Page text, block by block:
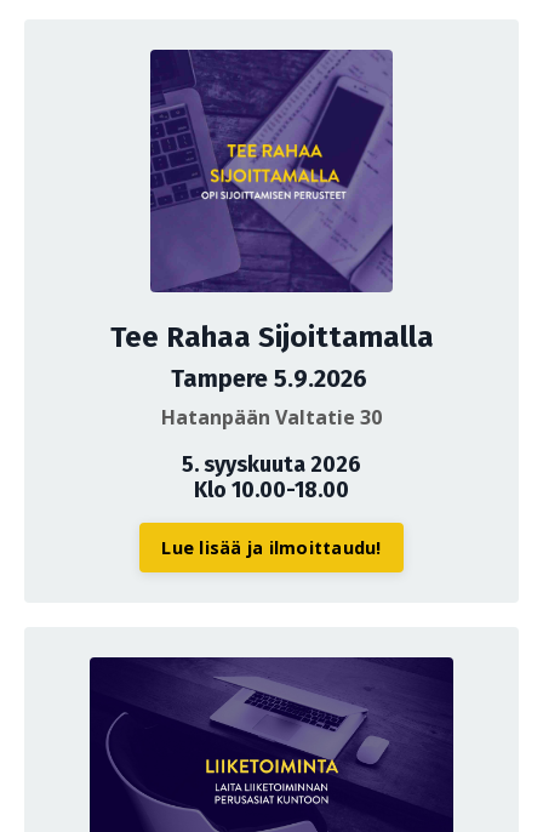
Tee Rahaa Sijoittamalla
Tampere 5.9.2026
Hatanpään Valtatie 30
5. syyskuuta 2026
Klo 10.00-18.00
Lue lisää ja ilmoittaudu!